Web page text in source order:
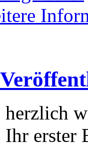
herzlich
erster